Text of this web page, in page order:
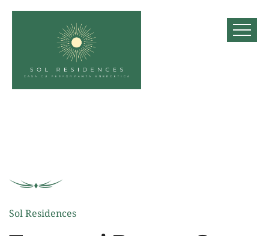
Sol Residences